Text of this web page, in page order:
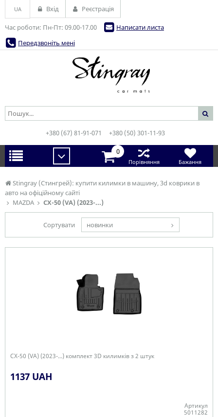
Stingray (Стингрей): купити килимки в машину, 3d коврики в
авто на офіційному сайті
MAZDA
CX-50 (VA) (2023-...)
Сортувати новинки
CX-50 (VA) (2023-...) комплект 3D килимків з 2 штук
1137 UAH
Артикул
5011282
Час роботи: Пн-Пт: 09.00-17.00
Написати листа
Передзвоніть мені
UA Вхід Реєстрація
+380 (67) 81-91-071 +380 (50) 301-11-93
0
Порівняння Бажання